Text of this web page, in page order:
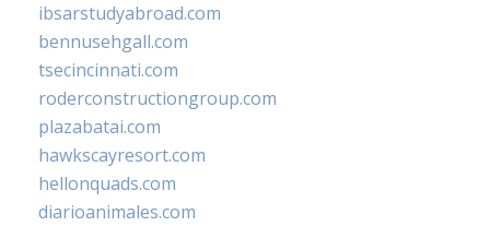
ibsarstudyabroad.com
bennusehgall.com
tsecincinnati.com
roderconstructiongroup.com
plazabatai.com
hawkscayresort.com
hellonquads.com
diarioanimales.com